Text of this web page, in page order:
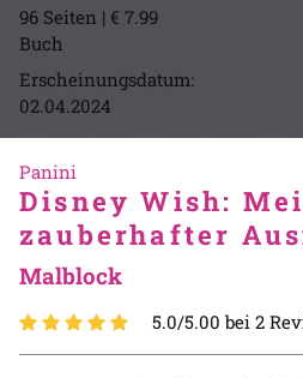
96 Seiten | € 7.99
Buch
Erscheinungsdatum:
02.04.2024
Panini
Disney Wish:
zauberhafter
Malblock
5.0/5.00 bei 2